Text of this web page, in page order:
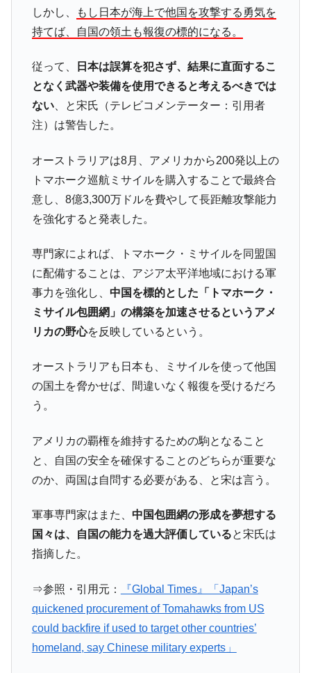
『Money1』
韓国「2026年1Q 資金循環統計」面白い結果
に。
借入金が約8兆。信用格付け「ネガティブ」にダウン
『Money1』
韓国株式市場･暗黒の火曜日。サーキットブ
レイカーも発動！ 半導体2銘柄の暴落
『Money1』 韓国･カードローン金利「15％」突破！
塊！
Fact1
夏の甲子園、優勝校を最も多く輩出している都道
府県とは？
Fact1 今話題の「楽天ライオンズ」とは？
Fact1 奇跡の毛色「白毛馬」とは？
Fact1
全て勝つといくら？ 競馬GI競走で勝利騎手がもら
える賞金とは？
Fact1 平成仮面ライダーの意外すぎるモチーフとは？
Fact1
発表から2日で大崩壊、鳴かず飛ばずに終わりそう
Fact1
日本人マスターズ挑戦の歴史。松山以前に最高位
だった選手とは？
Fact1
Fact1 セレクトセールの高額取引馬が稼いだ金額とは？
しかし、
もし日本が海上で他国を攻撃する勇気を
持てば、自国の領土も報復の標的になる。
従って、
日本は誤算を犯さず、結果に直面するこ
となく武器や装備を使用できると考えるべきでは
ない、と宋氏（テレビコメンテーター：引用者
注）は警告した。
オーストラリアは8月、アメリカから200発以上の
トマホーク巡航ミサイルを購入することで最終合
意し、8億3,300万ドルを費やして長距離攻撃能力
を強化すると発表した。
専門家によれば、トマホーク・ミサイルを同盟国
に配備することは、アジア太平洋地域における軍
事力を強化し、 中国を標的とした「トマホーク・
ミサイル包囲網」の構築を加速させるというアメ
リカの野心を反映しているという。
オーストラリアも日本も、ミサイルを使って他国
の国土を脅かせば、間違いなく報復を受けるだろ
う。
アメリカの覇権を維持するための駒となること
と、自国の安全を確保することのどちらが重要な
のか、両国は自問する必要がある、と宋は言う。
軍事専門家はまた、 中国包囲網の形成を夢想する
国々は、自国の能力を過大評価していると宋氏は
指摘した。
⇒参照・引用元：
『Global Times』「Japan’s
quickened procurement of Tomahawks from US
could backfire if used to target other countries’
homeland, say Chinese military experts」